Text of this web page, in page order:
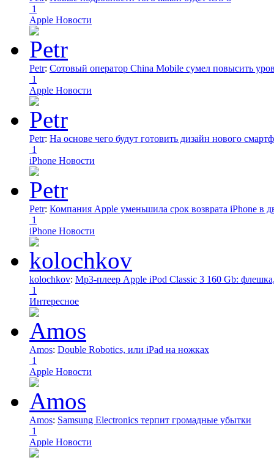
1
Apple Новости
Petr: Сотовый оператор China Mobile сумел повысить
1
Apple Новости
Petr: На основе чего будут готовить дизайн нового
1
iPhone Новости
Petr: Компания Apple уменьшила срок возврата iPhone в
1
iPhone Новости
kolochkov: Mp3-плеер Apple iPod Classic 3 160 Gb:
1
Интересное
Amos: Double Robotics, или iPad на ножках
1
Apple Новости
Amos: Samsung Electronics терпит громадные убытки
1
Apple Новости